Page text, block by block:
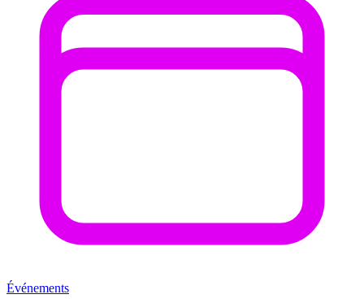
Événements